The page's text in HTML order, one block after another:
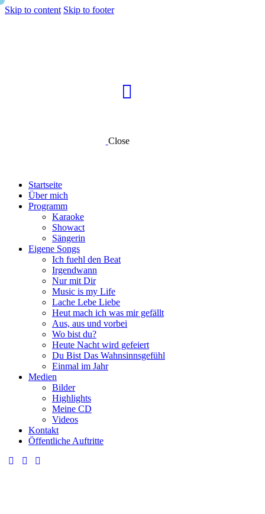
Skip to content Skip to footer
Close
Startseite
Über mich
Programm
Karaoke
Showact
Sängerin
Eigene Songs
Ich fuehl den Beat
Irgendwann
Nur mit Dir
Music is my Life
Lache Lebe Liebe
Heut mach ich was mir gefällt
Aus, aus und vorbei
Wo bist du?
Heute Nacht wird gefeiert
Du Bist Das Wahnsinnsgefühl
Einmal im Jahr
Medien
Bilder
Highlights
Meine CD
Videos
Kontakt
Öffentliche Auftritte